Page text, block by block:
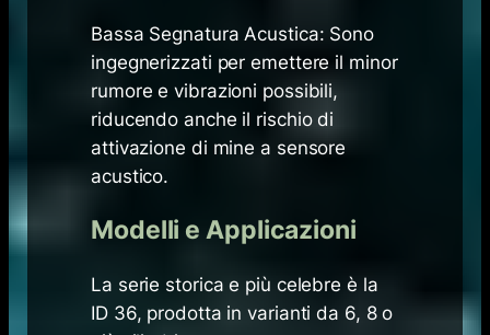
Bassa Segnatura Acustica: Sono
ingegnerizzati per emettere il minor
rumore e vibrazioni possibili,
riducendo anche il rischio di
attivazione di mine a sensore
acustico.
Modelli e Applicazioni
La serie storica e più celebre è la
ID 36, prodotta in varianti da 6, 8 o